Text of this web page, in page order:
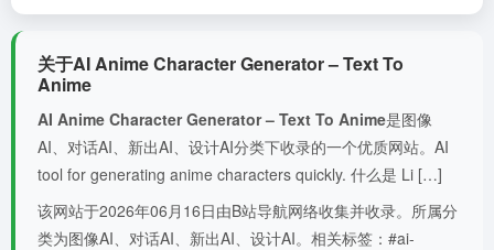
关于AI Anime Character Generator – Text To
Anime
AI Anime Character Generator – Text To Anime是图像
AI、对话AI、新出AI、设计AI分类下收录的一个优质网站。AI
tool for generating anime characters quickly. 什么是 Li […]
该网站于2026年06月16日由B站导航网络收集并收录。所属分
类为图像AI、对话AI、新出AI、设计AI。相关标签：#ai-